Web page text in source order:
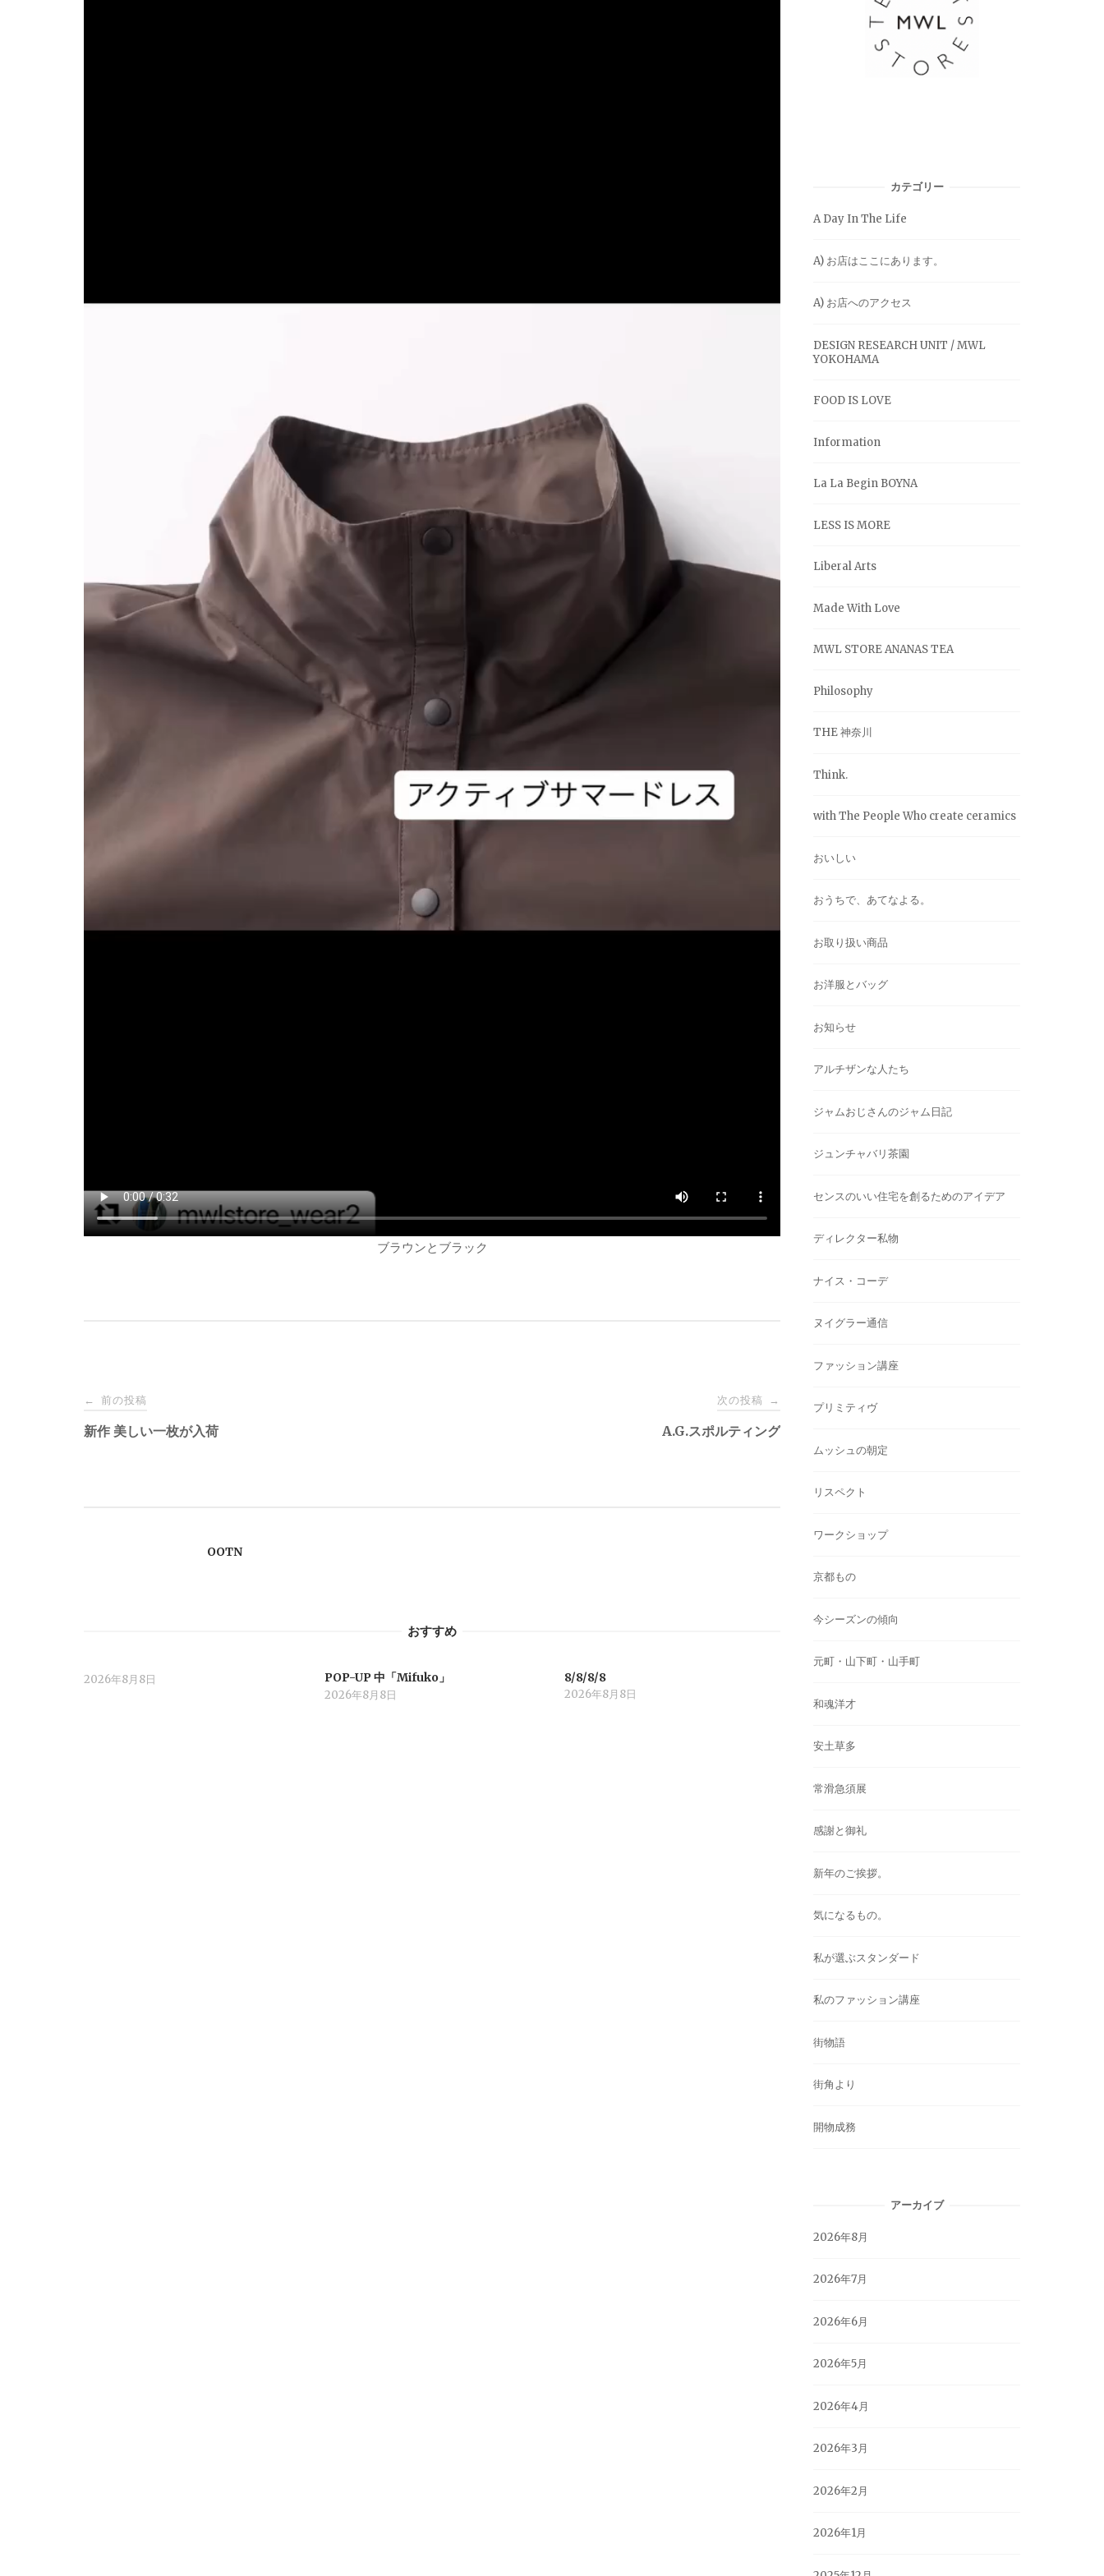
ブラウンとブラック
投
稿
ョ
← 前の投稿
新作 美しい一枚が入荷
次の投稿 →
A.G.スポルティング
OOTN
おすすめ
2026年8月8日 POP-UP 中「Mifuko」
2026年8月8日
8/8/8/8
2026年8月8日
カテゴリー
A Day In The Life
A) お店はここにあります。
A) お店へのアクセス
DESIGN RESEARCH UNIT / MWL
YOKOHAMA
FOOD IS LOVE
Information
La La Begin BOYNA
LESS IS MORE
Liberal Arts
Made With Love
MWL STORE ANANAS TEA
Philosophy
THE 神奈川
Think.
with The People Who create ceramics
おいしい
おうちで、あてなよる。
お取り扱い商品
お洋服とバッグ
お知らせ
アルチザンな人たち
ジャムおじさんのジャム日記
ジュンチャバリ茶園
センスのいい住宅を創るためのアイデア
ディレクター私物
ナイス・コーデ
ヌイグラー通信
ファッション講座
プリミティヴ
ムッシュの朝定
リスペクト
ワークショップ
京都もの
今シーズンの傾向
元町・山下町・山手町
和魂洋才
安土草多
常滑急須展
感謝と御礼
新年のご挨拶。
気になるもの。
私が選ぶスタンダード
私のファッション講座
街物語
街角より
開物成務
アーカイブ
2026年8月
2026年7月
2026年6月
2026年5月
2026年4月
2026年3月
2026年2月
2026年1月